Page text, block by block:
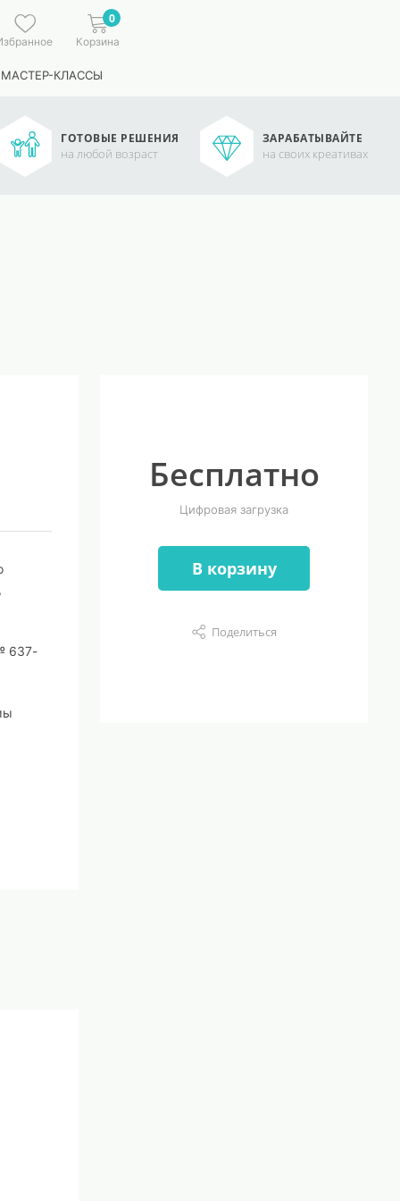
0
Корзина
КЛАССЫ
ГОТОВЫЕ РЕШЕНИЯ
на любой возраст
ЗАРАБАТЫВАЙТЕ
на своих креативах
637-
Бесплатно
Цифровая загрузка
В корзину
Поделиться